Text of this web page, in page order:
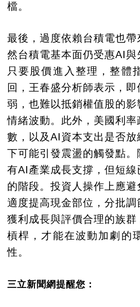
檔。
最後，過度依賴台積電也
然台積電基本面仍受惠AI與
只要股價進入整理，整體
回，王春盛分析師表示，
弱，也難以抵銷權值股的
情緒波動。此外，美國利
數，以及AI資本支出是否放
下可能引發震盪的觸發點
有AI產業成長支撐，但短
的階段。投資人操作上應避
適度提高現金部位，分批
獲利成長與評價合理的族
槓桿，才能在波動加劇的
性。
三立新聞網提醒您：